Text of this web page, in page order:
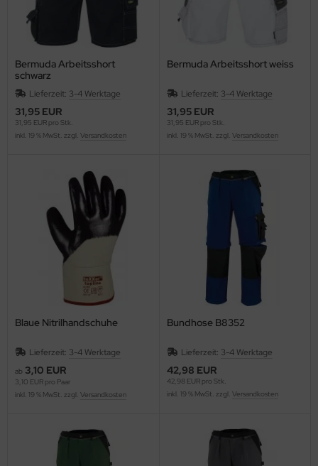
Bermuda Arbeitsshort
schwarz
Lieferzeit: 3-4 Werktage
31,95 EUR
31,95 EUR pro Stk.
inkl. 19 % MwSt. zzgl. Versandkosten
Bermuda Arbeitsshort weiss
Lieferzeit: 3-4 Werktage
31,95 EUR
31,95 EUR pro Stk.
inkl. 19 % MwSt. zzgl. Versandkosten
Blaue Nitrilhandschuhe
Lieferzeit: 3-4 Werktage
ab 3,10 EUR
3,10 EUR pro Paar
inkl. 19 % MwSt. zzgl. Versandkosten
Bundhose B8352
Lieferzeit: 3-4 Werktage
42,98 EUR
42,98 EUR pro Stk.
inkl. 19 % MwSt. zzgl. Versandkosten